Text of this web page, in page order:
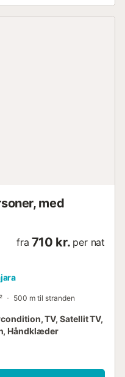
med
fra 710 kr. per nat
500 m til stranden
TV, Satellit TV,
Håndklæder